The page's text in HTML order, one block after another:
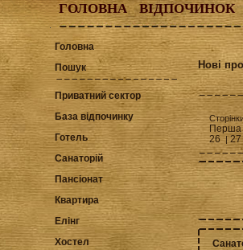
ГОЛОВНА ВІДПОЧИНОК
Головна
Пошук
Приватний сектор
База відпочинку
Готель
Санаторій
Пансіонат
Квартира
Елінг
Хостел
Нові
Перша
26 |27